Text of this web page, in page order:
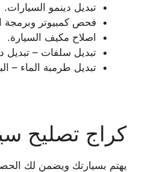
تبديل دينمو السيارات.
فحص كمبيوتر وبرمجة
اصلاح مكيف السيارة.
تبديل سلفات – تبديل
تبديل طرمبة الماء –
كراج تصليح
يهتم بسيارتك ويضمن لك